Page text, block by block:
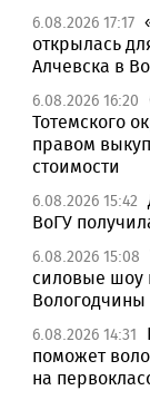
6.08.2026 17:17
открылась
Алчевска в
6.08.2026 16:20
Тотемского
правом
стоимости
6.08.2026 15:42
ВоГУ
6.08.2026 15:08
силовые шоу
Вологодчины
6.08.2026 14:31
поможет
на